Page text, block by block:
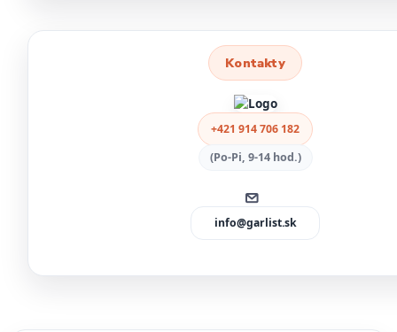
Kontakty
+421 914 706 182
(Po-Pi, 9-14 hod.)
info@garlist.sk